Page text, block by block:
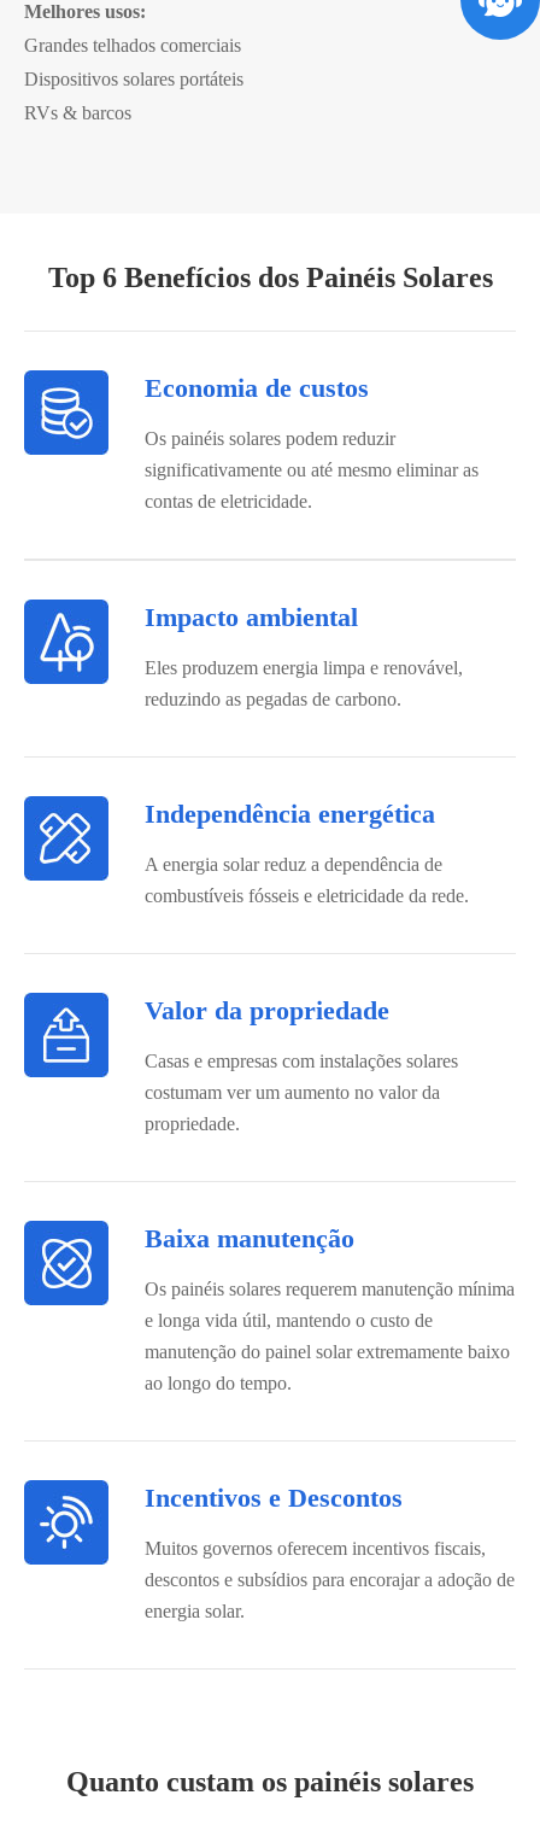
Melhores usos:
Grandes telhados comerciais
Dispositivos solares portáteis
RVs & barcos
Top 6 Benefícios dos Painéis Solares
Economia de custos
Os painéis solares podem reduzir
significativamente ou até mesmo eliminar as
contas de eletricidade.
Impacto ambiental
Eles produzem energia limpa e renovável,
reduzindo as pegadas de carbono.
Independência energética
A energia solar reduz a dependência de
combustíveis fósseis e eletricidade da rede.
Valor da propriedade
Casas e empresas com instalações solares
costumam ver um aumento no valor da
propriedade.
Baixa manutenção
Os painéis solares requerem manutenção mínima
e longa vida útil, mantendo o custo de
manutenção do painel solar extremamente baixo
ao longo do tempo.
Incentivos e Descontos
Muitos governos oferecem incentivos fiscais,
descontos e subsídios para encorajar a adoção de
energia solar.
Quanto custam os painéis solares